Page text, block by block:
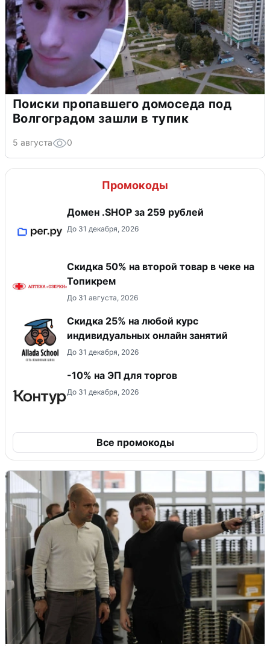
Поиски пропавшего домоседа под
Волгоградом зашли в тупик
5 августа 0
Промокоды
Домен .SHOP за 259 рублей
До 31 декабря, 2026
Скидка 50% на второй товар в чеке на
Топикрем
До 31 августа, 2026
Скидка 25% на любой курс
индивидуальных онлайн занятий
До 31 декабря, 2026
-10% на ЭП для торгов
До 31 декабря, 2026
Все промокоды